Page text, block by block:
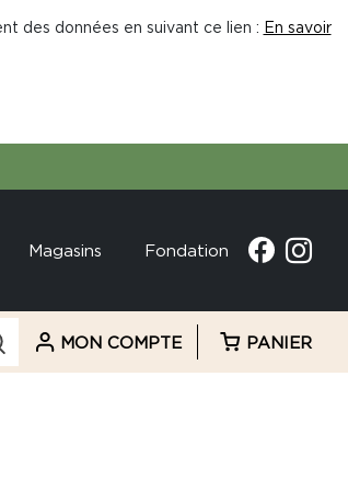
des données en suivant ce lien : En savoir
Magasins Fondation
MON COMPTE PANIER